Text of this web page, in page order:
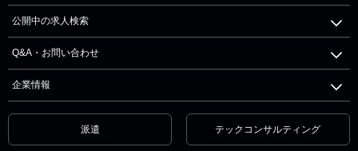
公開中の求人検索
Q&A・お問い合わせ
企業情報
派遣 テックコンサルティング